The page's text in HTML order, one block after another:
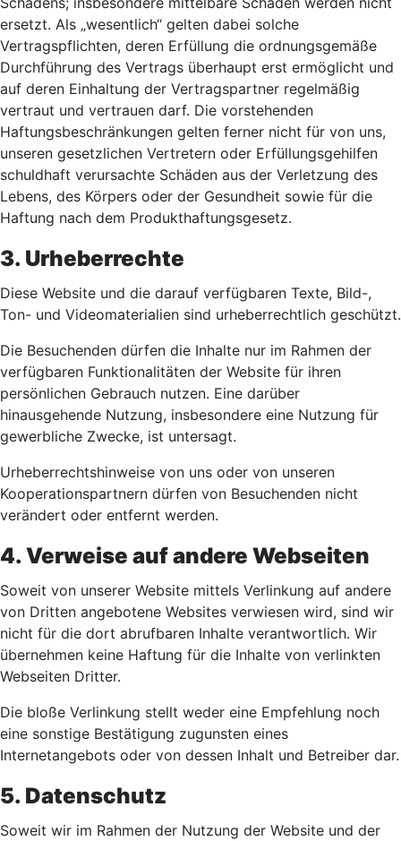
ersetzt. Als „wesentlich“ gelten dabei solche
Vertragspflichten, deren Erfüllung die ordnungsgemäße
Durchführung des Vertrags überhaupt erst ermöglicht und
auf deren Einhaltung der Vertragspartner regelmäßig
vertraut und vertrauen darf. Die vorstehenden
Haftungsbeschränkungen gelten ferner nicht für von uns,
unseren gesetzlichen Vertretern oder Erfüllungsgehilfen
schuldhaft verursachte Schäden aus der Verletzung des
Lebens, des Körpers oder der Gesundheit sowie für die
Haftung nach dem Produkthaftungsgesetz.
3. Urheberrechte
Diese Website und die darauf verfügbaren Texte, Bild-,
Ton- und Videomaterialien sind urheberrechtlich geschützt.
Die Besuchenden dürfen die Inhalte nur im Rahmen der
verfügbaren Funktionalitäten der Website für ihren
persönlichen Gebrauch nutzen. Eine darüber
hinausgehende Nutzung, insbesondere eine Nutzung für
gewerbliche Zwecke, ist untersagt.
Urheberrechtshinweise von uns oder von unseren
Kooperationspartnern dürfen von Besuchenden nicht
verändert oder entfernt werden.
4. Verweise auf andere Webseiten
Soweit von unserer Website mittels Verlinkung auf andere
von Dritten angebotene Websites verwiesen wird, sind wir
nicht für die dort abrufbaren Inhalte verantwortlich. Wir
übernehmen keine Haftung für die Inhalte von verlinkten
Webseiten Dritter.
Die bloße Verlinkung stellt weder eine Empfehlung noch
eine sonstige Bestätigung zugunsten eines
Internetangebots oder von dessen Inhalt und Betreiber dar.
5. Datenschutz
Soweit wir im Rahmen der Nutzung der Website und der